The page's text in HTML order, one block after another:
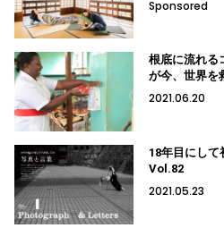
Sponsored
根底に流れる
が今、世界を
2021.06.20
18年目にして
Vol.82
2021.05.23